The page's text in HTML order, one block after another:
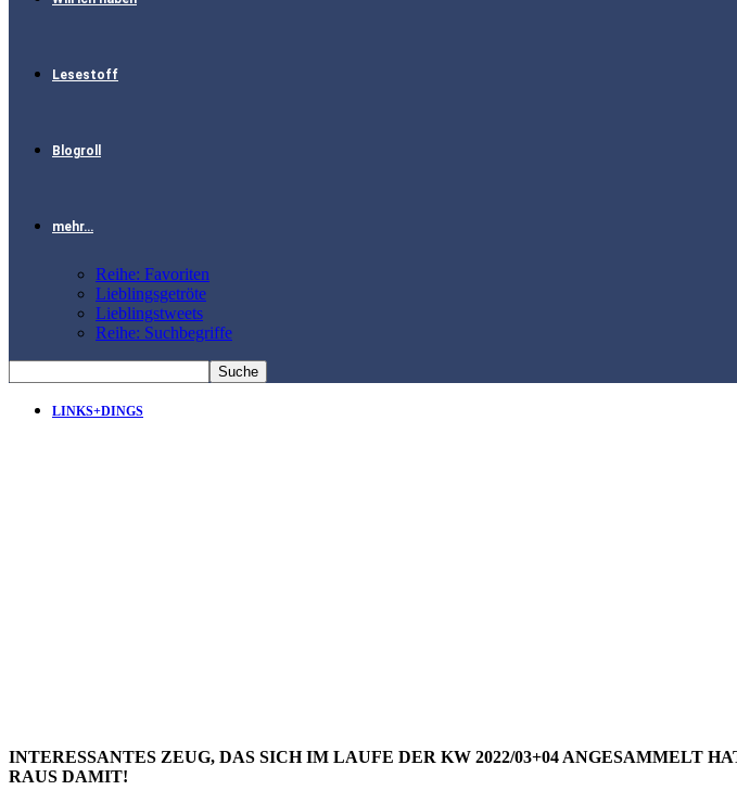
Lesestoff
Blogroll
mehr…
Reihe: Favoriten
Lieblingsgetröte
Lieblingstweets
Reihe: Suchbegriffe
LINKS+DINGS
INTERESSANTES ZEUG, DAS SICH IM LAUFE DER KW 2022/03+04 ANGESAMMELT
RAUS DAMIT!